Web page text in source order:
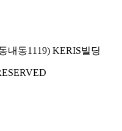
내동1119) KERIS빌딩